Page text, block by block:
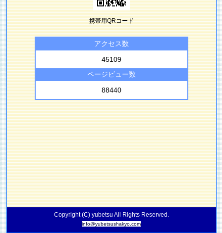
携帯用QRコード
アクセス数
45109
ページビュー数
88440
Copyright (C) yubetsu All Rights Reserved.
info@yubetsushakyo.com